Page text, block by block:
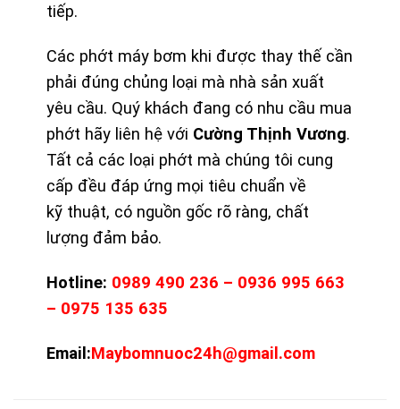
tiếp.
Các phớt máy bơm khi được thay thế cần
phải đúng chủng loại mà nhà sản xuất
yêu cầu. Quý khách đang có nhu cầu mua
phớt hãy liên hệ với Cường Thịnh Vương.
Tất cả các loại phớt mà chúng tôi cung
cấp đều đáp ứng mọi tiêu chuẩn về
kỹ thuật, có nguồn gốc rõ ràng, chất
lượng đảm bảo.
Hotline: 0989 490 236 – 0936 995 663
– 0975 135 635
Email:Maybomnuoc24h@gmail.com